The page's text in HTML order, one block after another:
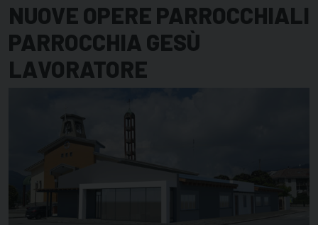
NUOVE OPERE PARROCCHIALI
PARROCCHIA GESÙ
LAVORATORE